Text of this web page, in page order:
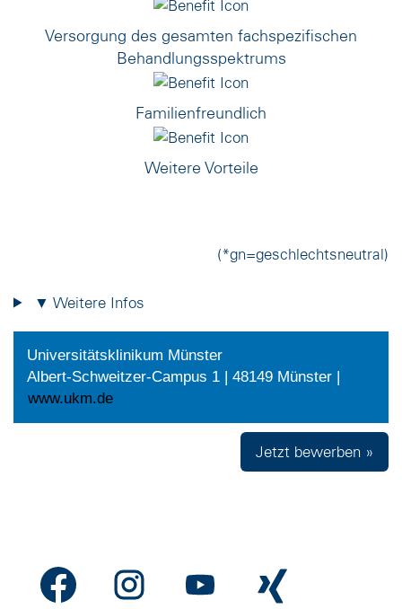
Versorgung des gesamten fachspezifischen
Behandlungsspektrums
Familienfreundlich
Weitere Vorteile
(*gn=geschlechtsneutral)
▼ Weitere Infos
Universitätsklinikum Münster
Albert-Schweitzer-Campus 1 | 48149 Münster |
www.ukm.de
Jetzt bewerben »
W
W